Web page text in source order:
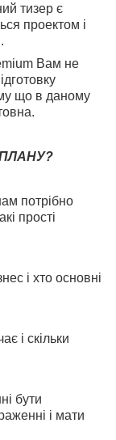
тизер є
проектом і
Вам не
що в даному
потрібно
прості
і хто основні
і скільки
бути
і мати